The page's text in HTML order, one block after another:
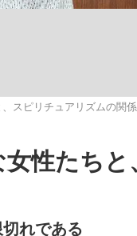
「クマが
スピリチュアリズムの関係
性たちと
れである